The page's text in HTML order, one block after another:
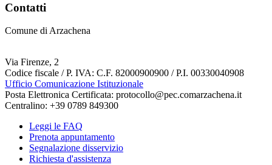
Contatti
Comune di Arzachena
Via Firenze, 2
Codice fiscale / P. IVA: C.F. 82000900900 / P.I. 00330040908
Ufficio Comunicazione Istituzionale
Posta Elettronica Certificata: protocollo@pec.comarzachena.it
Centralino: +39 0789 849300
Leggi le FAQ
Prenota appuntamento
Segnalazione disservizio
Richiesta d'assistenza